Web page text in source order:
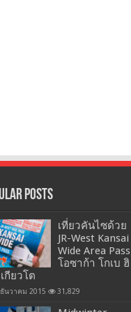
Posts
เที่ยวคันไซด้วย
JR-West Kansai
Wide Area Pass
โอซาก้า โกเบ ฮิ
กียวโต
นวาคม 2015 31,829